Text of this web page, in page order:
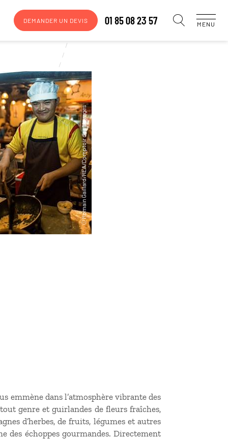
DEMANDER UN DEVIS 01 85 08 23 57 MENU
emmène dans l’atmosphère vibrante des
genre et guirlandes de fleurs fraîches,
d’herbes, de fruits, légumes et autres
des échoppes gourmandes. Directement